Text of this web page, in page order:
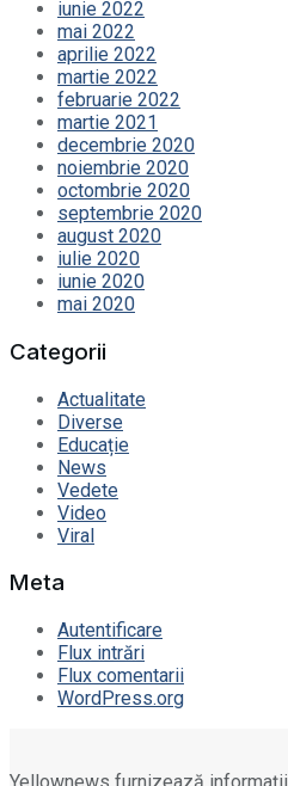
iunie 2022
mai 2022
aprilie 2022
martie 2022
februarie 2022
martie 2021
decembrie 2020
noiembrie 2020
octombrie 2020
septembrie 2020
august 2020
iulie 2020
iunie 2020
mai 2020
Categorii
Actualitate
Diverse
Educație
News
Vedete
Video
Viral
Meta
Autentificare
Flux intrări
Flux comentarii
WordPress.org